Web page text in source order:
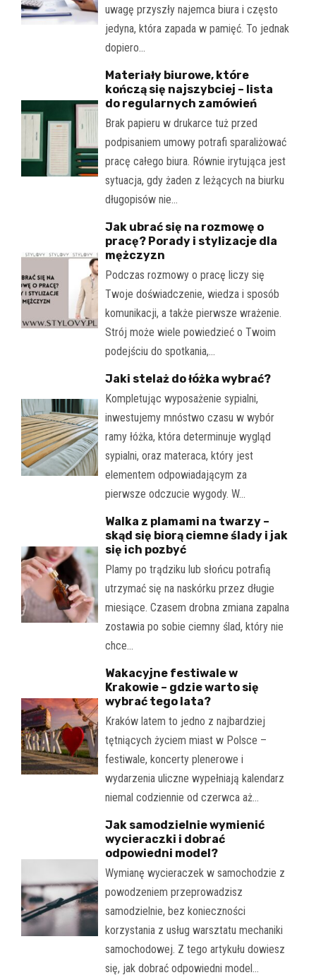
uwagę przyszły najemca biura i często
jedyna, która zapada w pamięć. To jednak
dopiero…
Materiały biurowe, które
kończą się najszybciej – lista
do regularnych zamówień
Brak papieru w drukarce tuż przed
podpisaniem umowy potrafi sparaliżować
pracę całego biura. Równie irytująca jest
sytuacja, gdy żaden z leżących na biurku
długopisów nie…
Jak ubrać się na rozmowę o
pracę? Porady i stylizacje dla
mężczyzn
Podczas rozmowy o pracę liczy się
Twoje doświadczenie, wiedza i sposób
komunikacji, a także pierwsze wrażenie.
Strój może wiele powiedzieć o Twoim
podejściu do spotkania,…
Jaki stelaż do łóżka wybrać?
Kompletując wyposażenie sypialni,
inwestujemy mnóstwo czasu w wybór
ramy łóżka, która determinuje wygląd
sypialni, oraz materaca, który jest
elementem odpowiadającym za
pierwsze odczucie wygody. W…
Walka z plamami na twarzy –
skąd się biorą ciemne ślady i jak
się ich pozbyć
Plamy po trądziku lub słońcu potrafią
utrzymać się na naskórku przez długie
miesiące. Czasem drobna zmiana zapalna
zostawia po sobie ciemny ślad, który nie
chce…
Wakacyjne festiwale w
Krakowie – gdzie warto się
wybrać tego lata?
Kraków latem to jedno z najbardziej
tętniących życiem miast w Polsce –
festiwale, koncerty plenerowe i
wydarzenia uliczne wypełniają kalendarz
niemal codziennie od czerwca aż…
Jak samodzielnie wymienić
wycieraczki i dobrać
odpowiedni model?
Wymianę wycieraczek w samochodzie z
powodzeniem przeprowadzisz
samodzielnie, bez konieczności
korzystania z usług warsztatu mechaniki
samochodowej. Z tego artykułu dowiesz
się, jak dobrać odpowiedni model…